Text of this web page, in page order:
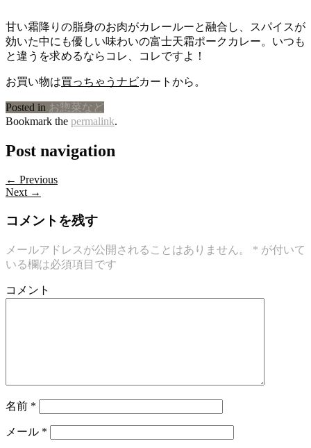
甘い霜降りの脂身のお肉がカレールーと融合し、スパイスが
効いた中にも優しい味わいの富士天霜ポークカレー。いつも
と違うを求めるならコレ、コレですよ！
お買い物は買っちゃうナビカートから。
Posted in お惣菜など
Bookmark the permalink.
Post navigation
← Previous
Next →
コメントを残す
メールアドレスが公開されることはありません。 * が付いて
いる欄は必須項目です
コメント
名前 *
メール *